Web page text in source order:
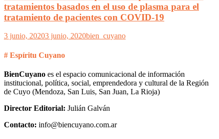
tratamientos basados en el uso de plasma para el
tratamiento de pacientes con COVID-19
3 junio, 20203 junio, 2020bien_cuyano
# Espíritu Cuyano
BienCuyano es el espacio comunicacional de información
institucional, política, social, emprendedora y cultural de la Región
de Cuyo (Mendoza, San Luis, San Juan, La Rioja)
Director Editorial: Julián Galván
Contacto: info@biencuyano.com.ar